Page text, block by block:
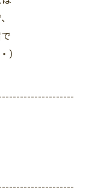
）